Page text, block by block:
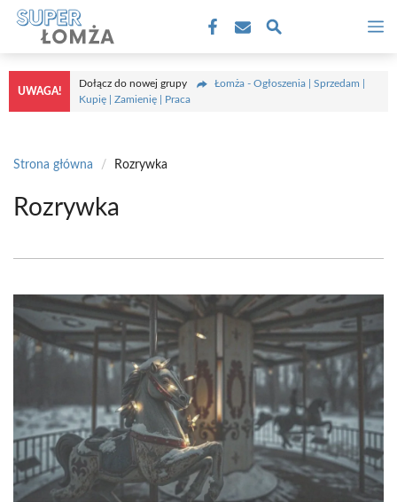
Przejdź
treści
UWAGA!
Dołącz do nowej grupy
Łomża - Ogłoszenia | Sprzedam |
Kupię | Zamienię | Praca
Strona główna / Rozrywka
Rozrywka